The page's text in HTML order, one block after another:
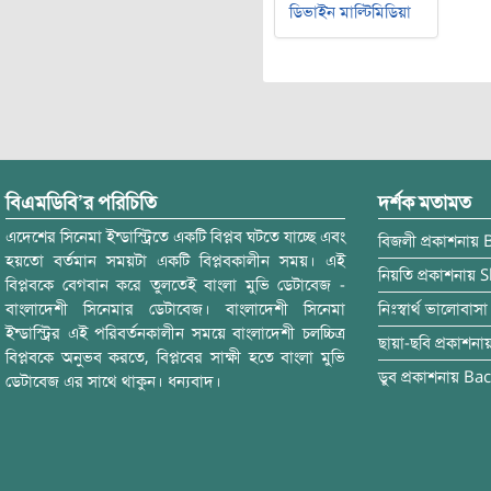
ডিভাইন মাল্টিমিডিয়া
বিএমডিবি’র পরিচিতি
এদেশের সিনেমা ইন্ডাস্ট্রিতে একটি বিপ্লব ঘটতে যাচ্ছে এবং
হয়তো বর্তমান সময়টা একটি বিপ্লবকালীন সময়। এই
বিপ্লবকে বেগবান করে তুলতেই বাংলা মুভি ডেটাবেজ -
বাংলাদেশী সিনেমার ডেটাবেজ। বাংলাদেশী সিনেমা
ইন্ডাস্ট্রির এই পরিবর্তনকালীন সময়ে বাংলাদেশী চলচ্চিত্র
বিপ্লবকে অনুভব করতে, বিপ্লবের সাক্ষী হতে বাংলা মুভি
ডেটাবেজ এর সাথে থাকুন। ধন্যবাদ।
দর্শক মতামত
বিজলী প্রকাশনায়
নিয়তি প্রকাশনায়
নিঃস্বার্থ ভালোবাসা
ছায়া-ছবি
ডুব প্রকাশনায়